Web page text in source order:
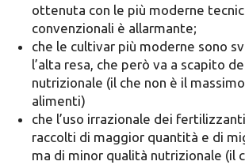
ottenuta con le più moderne
convenzionali è allarmante;
che le cultivar più moderne sono
l’alta resa, che però va a scapito
nutrizionale (il che non è il
alimenti)
che l’uso irrazionale dei
raccolti di maggior quantità e di
ma di minor qualità nutrizionale (il